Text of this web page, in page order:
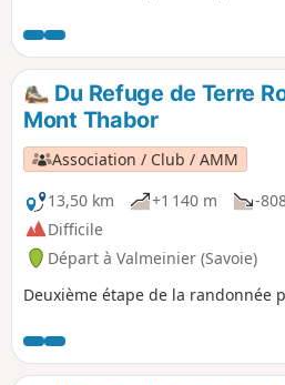
quasiment exclusivement en forêt.
seul ou à plusieurs.
Du Refuge de Terre
Mont Thabor
Association / Club / AMM
13,50 km
+1 140 m -
Difficile
Départ à Valmeinier (Savoie)
Deuxième étape de la randonnée